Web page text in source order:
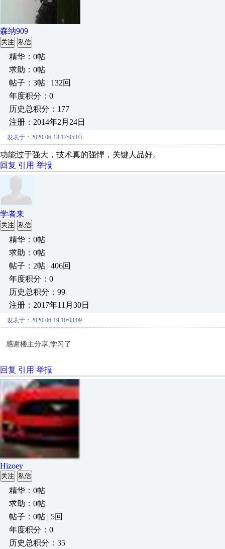
森纳909
关注 私信
精华：0帖
求助：0帖
帖子：3帖 | 132回
年度积分：0
历史总积分：177
注册：2014年2月24日
发表于：2020-06-18 17:05:03
功能过于强大，技术真的强悍，关键人品好。
回复 引用 举报
学者来
关注 私信
精华：0帖
求助：0帖
帖子：2帖 | 406回
年度积分：0
历史总积分：99
注册：2017年11月30日
发表于：2020-06-19 10:03:09
感谢楼主分享,学习了
回复 引用 举报
Hizoey
关注 私信
精华：0帖
求助：0帖
帖子：0帖 | 5回
年度积分：0
历史总积分：35